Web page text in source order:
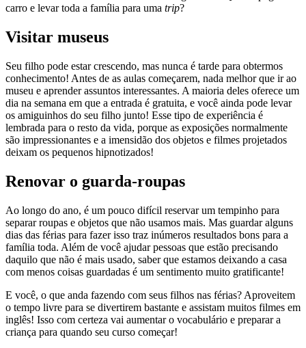
carro e levar toda a família para uma trip?
Visitar museus
Seu filho pode estar crescendo, mas nunca é tarde para obtermos
conhecimento! Antes de as aulas começarem, nada melhor que ir ao
museu e aprender assuntos interessantes. A maioria deles oferece um
dia na semana em que a entrada é gratuita, e você ainda pode levar
os amiguinhos do seu filho junto! Esse tipo de experiência é
lembrada para o resto da vida, porque as exposições normalmente
são impressionantes e a imensidão dos objetos e filmes projetados
deixam os pequenos hipnotizados!
Renovar o guarda-roupas
Ao longo do ano, é um pouco difícil reservar um tempinho para
separar roupas e objetos que não usamos mais. Mas guardar alguns
dias das férias para fazer isso traz inúmeros resultados bons para a
família toda. Além de você ajudar pessoas que estão precisando
daquilo que não é mais usado, saber que estamos deixando a casa
com menos coisas guardadas é um sentimento muito gratificante!
E você, o que anda fazendo com seus filhos nas férias? Aproveitem
o tempo livre para se divertirem bastante e assistam muitos filmes em
inglês! Isso com certeza vai aumentar o vocabulário e preparar a
criança para quando seu curso começar!